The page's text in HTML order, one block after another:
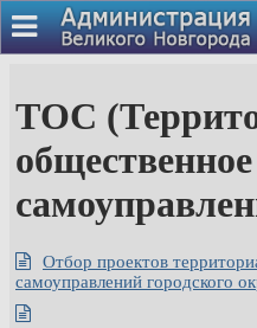
ТОС
общественное
Отбор проектов
самоуправлений городского